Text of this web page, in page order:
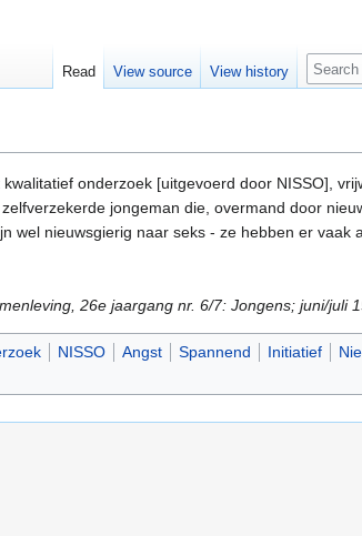
onderzoek [uitgevoerd door NISSO],
jongeman die, overmand door
wel nieuwsgierig naar seks - ze hebben er vaak
26e jaargang nr. 6/7: Jongens; juni/juli
NISSO Angst Spannend Initiatief
Read View source View history